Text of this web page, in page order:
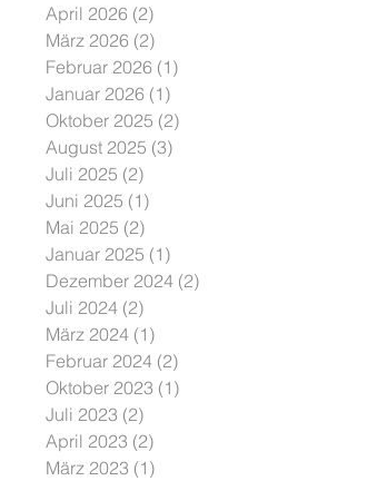
April 2026 (2)
März 2026 (2)
Februar 2026 (1)
Januar 2026 (1)
Oktober 2025 (2)
August 2025 (3)
Juli 2025 (2)
Juni 2025 (1)
Mai 2025 (2)
Januar 2025 (1)
Dezember 2024 (2)
Juli 2024 (2)
März 2024 (1)
Februar 2024 (2)
Oktober 2023 (1)
Juli 2023 (2)
April 2023 (2)
März 2023 (1)